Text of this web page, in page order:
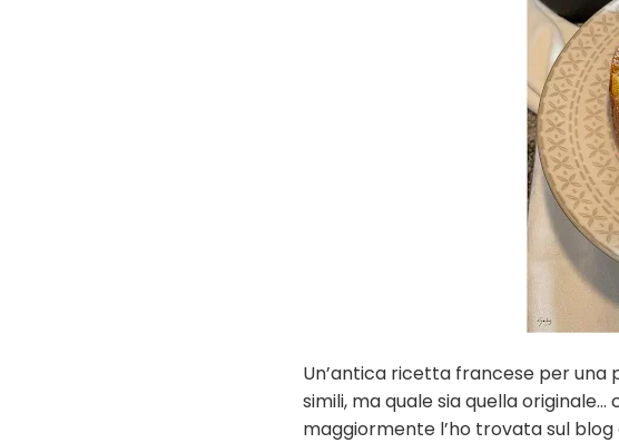
Un’antica ricetta francese per una
simili, ma quale sia quella
maggiormente l’ho trovata sul blog